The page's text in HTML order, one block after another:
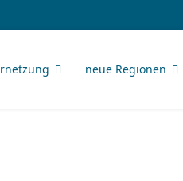
neue Regionen